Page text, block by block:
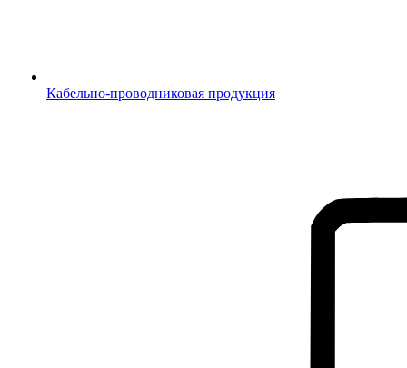
Кабельно-проводниковая продукция